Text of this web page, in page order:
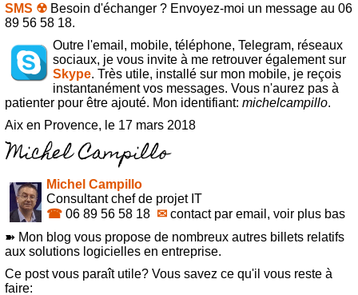
SMS ☢Besoin d'échanger ? Envoyez-moi un message au 06
89 56 58 18.
Outre l'email, mobile, téléphone, Telegram, réseaux
sociaux, je vous invite à me retrouver également sur
Skype. Très utile, installé sur mon mobile, je reçois
instantanément vos messages. Vous n'aurez pas à
patienter pour être ajouté. Mon identifiant: michelcampillo.
Aix en Provence, le 17 mars 2018
Michel Campillo
Consultant chef de projet IT
☎ 06 89 56 58 18 ✉contact par email, voir plus bas
➽ Mon blog vous propose de nombreux autres billets relatifs
aux solutions logicielles en entreprise.
Ce post vous paraît utile? Vous savez ce qu'il vous reste à
faire: